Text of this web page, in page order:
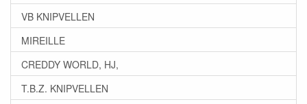
VB KNIPVELLEN
MIREILLE
CREDDY WORLD, HJ,
T.B.Z. KNIPVELLEN